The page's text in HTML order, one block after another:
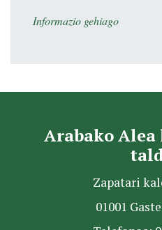
Informazio gehiago
Arabako
Zapatari
01001